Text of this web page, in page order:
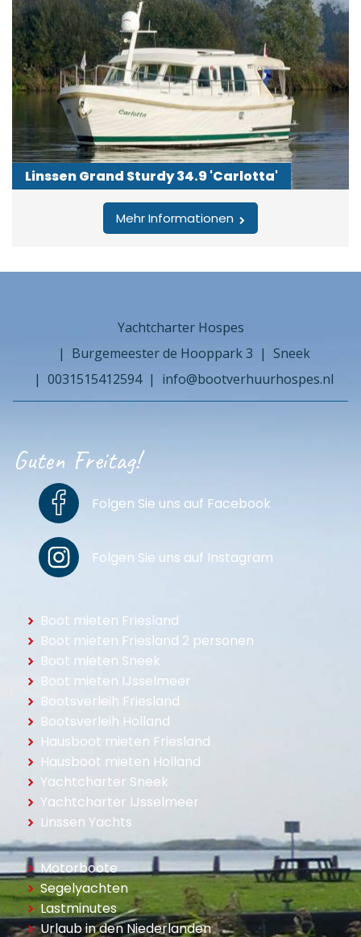
Linssen Grand Sturdy 34.9 'Carlotta'
Mehr Informationen
Yachtcharter Hospes
Burgemeester de Hooppark 3
Sneek
0031515412594
info@bootverhuurhospes.nl
Guten Freitag!
Folgen Sie uns auf Facebook
Folgen Sie uns auf Instagram
Boot mieten Friesland
Boot mieten Friesland 2 personen
Boot mieten Sneek
Boot mieten IJsselmeer
Bootsverleih Friesland
Bootsverleih Holland
Hausboot mieten Friesland
Hausboot mieten Holland
Yachtcharter Sneek
Yachtcharter IJsselmeer
Linssen Yachts
Motorboote
Segelyachten
Lastminutes
Urlaub in den Niederlanden